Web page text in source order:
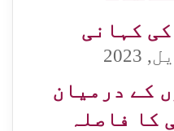
کہانی
کے درمیان
کا فاصلہ